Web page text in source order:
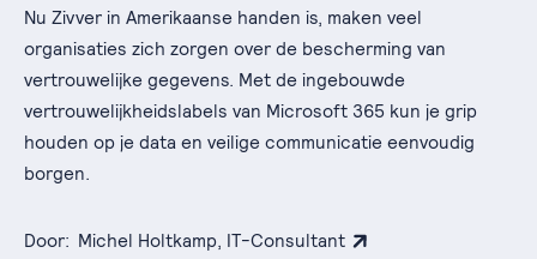
Nu Zivver in Amerikaanse handen is, maken veel
organisaties zich zorgen over de bescherming van
vertrouwelijke gegevens. Met de ingebouwde
vertrouwelijkheidslabels van Microsoft 365 kun je grip
houden op je data en veilige communicatie eenvoudig
borgen.
Door: Michel Holtkamp, IT-Consultant